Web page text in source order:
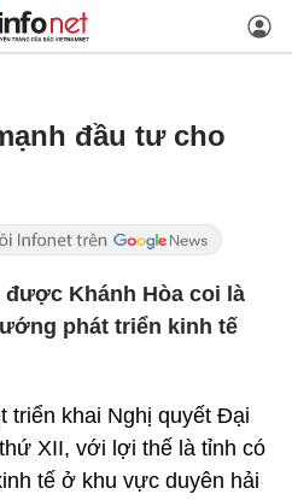
đầu tư cho
Khánh Hòa coi là
phát triển kinh tế
triển khai Nghị quyết Đại
XII, với lợi thế là tỉnh có
tế ở khu vực duyên hải